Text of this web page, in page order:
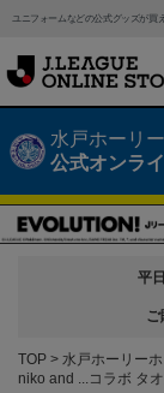
ユニフォームなどの公式グッズが買
水戸ホーリ
公式オンラ
平
ご
TOP 水戸ホーリーホ
niko and ...コラボ タ